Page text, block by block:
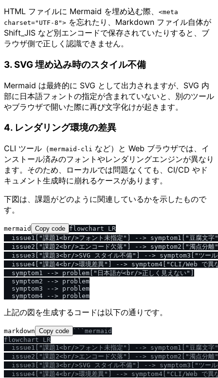
HTML ファイルに Mermaid を埋め込む際、
<meta
charset="UTF-8"> を忘れたり、Markdown ファイル自体が
Shift_JIS など別エンコードで保存されていたりすると、ブ
ラウザ側で正しく認識できません。
3. SVG 埋め込み時のスタイル不備
Mermaid は最終的に SVG として出力されますが、SVG 内
部に日本語フォントの指定が含まれていないと、別のツール
やブラウザで開いた際に再び文字化けが起きます。
4. レンダリング環境の差異
CLI ツール（mermaid-cli など）と Web ブラウザでは、イ
ンストール済みのフォントやレンダリングエンジンが異なり
ます。そのため、ローカルでは問題なくても、CI/CD やド
キュメント生成時に崩れるケースがあります。
下図は、課題がどのように関連しているかを示したもので
す。
mermaid Copy code flowchart LR
issue1["課題1<br/>フォント未指定"] --> symptom1["豆腐文字
issue2["課題2<br/>エンコード欠落"] --> symptom2["濁点分離
issue3["課題3<br/>SVG スタイル不備"] --> symptom3["ツール
issue4["課題4<br/>環境差異"] --> symptom4["CLI/Web で異
  symptom1 --> problem["日本語が<br/>正しく見えない"]
  symptom2 --> problem
  symptom3 --> problem
上記の図を生成するコードは以下の通りです。
markdown Copy code
```mermaid
flowchart LR
  issue1["課題1<br
/>フォント未指定"] --> symptom1["豆腐文
  issue2["課題2<br
/>エンコード欠落"] --> symptom2["濁点分
  issue3["課題3<br
/>SVG スタイル不備"] --> symptom3["ツー
  issue4["課題4<br
/>環境差異"] --> symptom4["CLI /Web で異